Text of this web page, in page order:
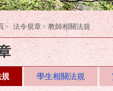
法令規章 教師相關法規
規 學生相關法規